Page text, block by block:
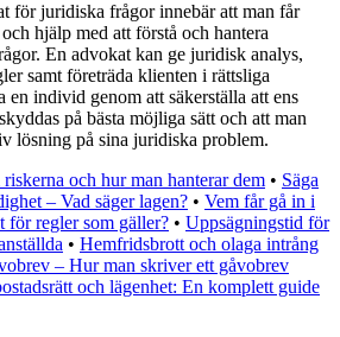
för juridiska frågor innebär att man får
hjälp med att förstå och hantera
En advokat kan ge juridisk analys,
samt företräda klienten i rättsliga
en individ genom att säkerställa att ens
på bästa möjliga sätt och att man
lösning på sina juridiska problem.
och hur man hanterar dem • Säga
– Vad säger lagen? • Vem får gå in i
för regler som gäller? • Uppsägningstid för
• Hemfridsbrott och olaga intrång
– Hur man skriver ett gåvobrev
och lägenhet: En komplett guide